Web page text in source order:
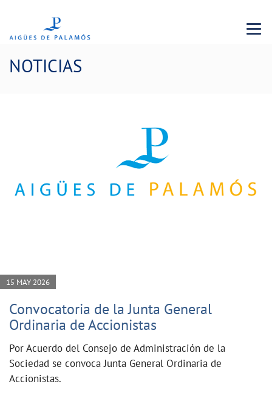
Menu
NOTICIAS
15 MAY 2026
Convocatoria de la Junta General
Ordinaria de Accionistas
Por Acuerdo del Consejo de Administración de la
Sociedad se convoca Junta General Ordinaria de
Accionistas.